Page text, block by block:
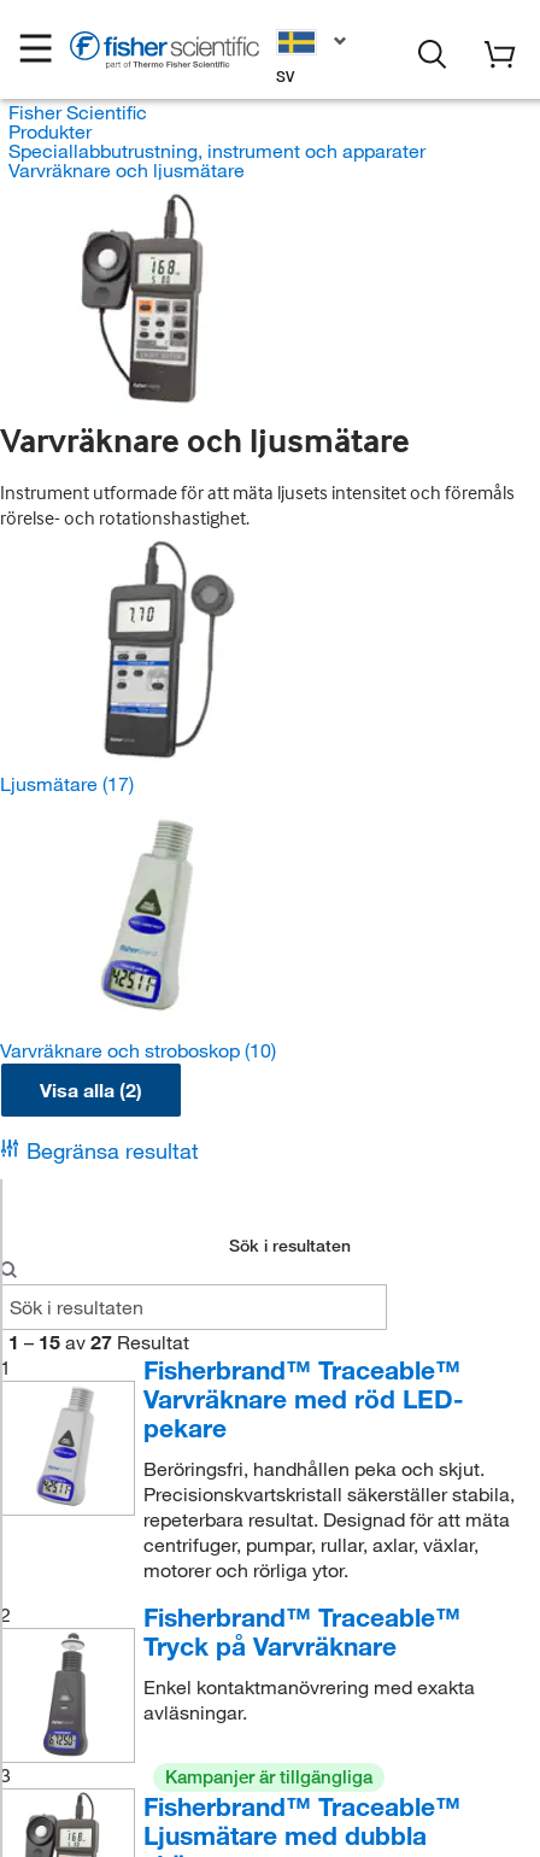
SV
Fisher Scientific
Produkter
Speciallabbutrustning, instrument och apparater
Varvräknare och ljusmätare
Varvräknare och ljusmätare
Instrument utformade för att mäta ljusets intensitet och föremåls
rörelse- och rotationshastighet.
Ljusmätare (17)
Varvräknare och stroboskop (10)
Visa alla (2)
Begränsa resultat
Sök i resultaten
1 – 15 av 27 Resultat
1
Fisherbrand™ Traceable™
Varvräknare med röd LED-
pekare
Beröringsfri, handhållen peka och skjut.
Precisionskvartskristall säkerställer stabila,
repeterbara resultat. Designad för att mäta
centrifuger, pumpar, rullar, axlar, växlar,
motorer och rörliga ytor.
2
Fisherbrand™ Traceable™
Tryck på Varvräknare
Enkel kontaktmanövrering med exakta
avläsningar.
3 Kampanjer är tillgängliga
Fisherbrand™ Traceable™
Ljusmätare med dubbla